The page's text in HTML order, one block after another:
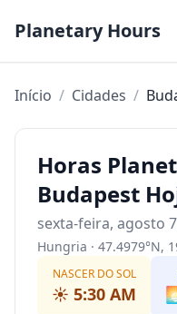
Planetary Hours
Início / Cidades /
Horas
Budapest
sexta-feira, agosto
Hungria · 47.4979°N,
NASCER DO SOL
☀️ 5:30 AM